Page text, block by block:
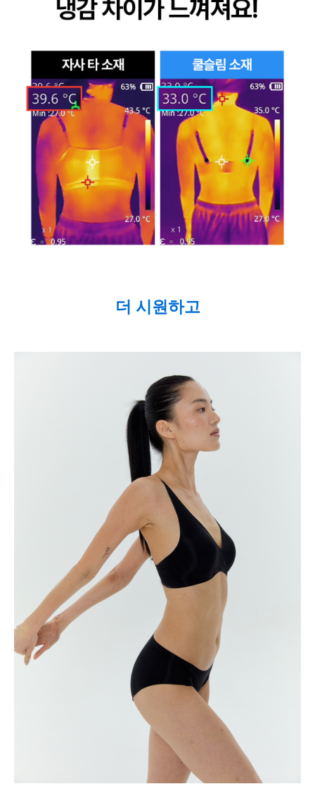
더 시원하고